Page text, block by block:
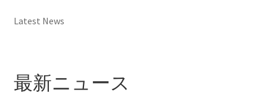
Latest News
最新ニュース